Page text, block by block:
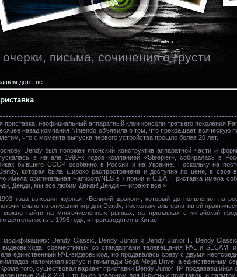
письма, сочинения о грусти
детстве
неофициальный аппаратный клон консоли третьего поколения
назад компания Nintendo объявила о том, что прекращает всяческую
что с момента выпуска первого устройства прошло более 20 лет.
Dendy был положен японский конструктив аппаратной части и
в начале 1990-х годов компанией «Steepler», собиралась в
бывшего СССР, особенно в России и на Украине. Поскольку на
которая была широко распространена и доступна по цене, в
имела оригинальная Famicom/NES в Японии и США. Приставка имела
Денди, мы все любим Денди! Денди — играют все!»
года выходил журнал «Великий дракон», который до появления на
на описании игр для Dendy, поскольку альтернатив ей
можно найти на многочисленных рынках, на прилавках с китайской
деятельность в 1996 году, и производятся в Китае.
модификациях: Dendy Classic, Dendy Junior и Dendy Junior II. Dendy
видеовыхода, совместимых со стандартами телевещания PAL и SECAM,
единственный PAL-видеовыход, но продавалась сразу с двумя
напоминал корпус и геймпады Sega Mega Drive, а единственным
того, существовал вариант приставки Dendy Junior IIP, продававшийся
256 х 224, что было эталоном для 8-битных приставок, и